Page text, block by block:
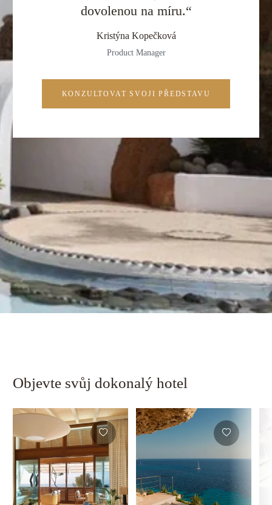
dovolenou na míru.“
Kristýna Kopečková
Product Manager
KONZULTOVAT SVOJI PŘEDSTAVU
Objevte svůj dokonalý hotel